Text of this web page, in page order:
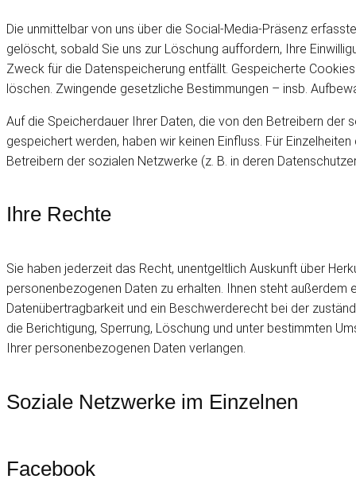
Die unmittelbar von uns über die Social-Media-Präsenz
gelöscht, sobald Sie uns zur Löschung auffordern, Ihre
Zweck für die Datenspeicherung entfällt. Gespeicherte
löschen. Zwingende gesetzliche Bestimmungen – insb.
Auf die Speicherdauer Ihrer Daten, die von den Betreibern der
gespeichert werden, haben wir keinen Einfluss. Für
Betreibern der sozialen Netzwerke (z. B. in deren
Ihre Rechte
Sie haben jederzeit das Recht, unentgeltlich Auskunft über
personenbezogenen Daten zu erhalten. Ihnen steht außerdem
Datenübertragbarkeit und ein Beschwerderecht bei der
die Berichtigung, Sperrung, Löschung und unter bestimmten
Ihrer personenbezogenen Daten verlangen.
Soziale Netzwerke im Einzelnen
Facebook